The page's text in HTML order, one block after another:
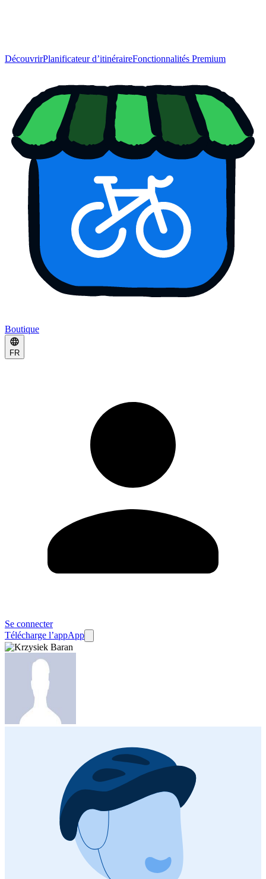
DécouvrirPlanificateur d’itinéraireFonctionnalités Premium
Boutique
FR
Se connecter
Télécharge l’appApp